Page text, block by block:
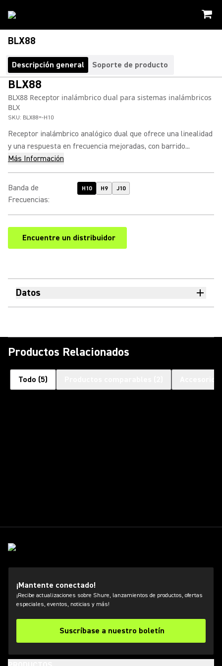
BLX88
Descripción general Soporte de producto
BLX88
BLX88 Receptor inalámbrico dual para sistemas inalámbricos
BLX
SKU: BLX88=-H10
Receptor inalámbrico analógico dual que ofrece una linealidad
y una respuesta en frecuencia mejoradas, con barrido...
Más Información
Banda de
Frecuencias:
H10 H9 J10
Encuentre un distribuidor
(Opens in a new tab)
Datos
Productos Relacionados
Todo (5)
¡Mantente conectado!
¡Recibe actualizaciones sobre Shure, lanzamientos de productos, ofertas
especiales, eventos, noticias y más!
Suscríbase a nuestro boletín